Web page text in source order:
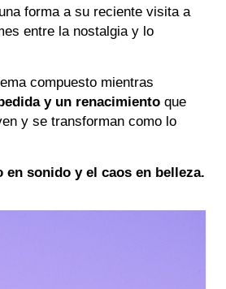
forma a su reciente visita a
entre la nostalgia y lo
compuesto mientras
y un renacimientoque
y se transforman como lo
sonido y el caos en belleza.